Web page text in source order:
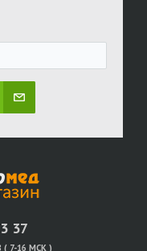
37
( 7-16 МСК )